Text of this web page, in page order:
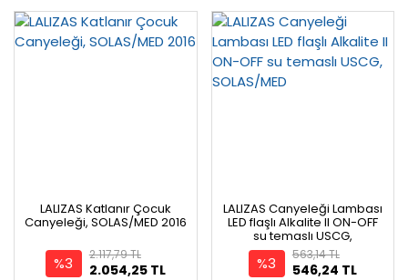
LALIZAS Katlanır Çocuk
Canyeleği, SOLAS/MED 2016
%3 2.054,25 TL
2.117,79 TL
LALIZAS Canyeleği Lambası
LED flaşlı Alkalite II ON-OFF
su temaslı USCG,
SOLAS/MED
%3 546,24 TL
563,14 TL